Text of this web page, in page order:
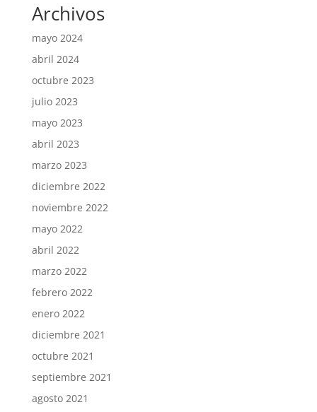
Archivos
mayo 2024
abril 2024
octubre 2023
julio 2023
mayo 2023
abril 2023
marzo 2023
diciembre 2022
noviembre 2022
mayo 2022
abril 2022
marzo 2022
febrero 2022
enero 2022
diciembre 2021
octubre 2021
septiembre 2021
agosto 2021